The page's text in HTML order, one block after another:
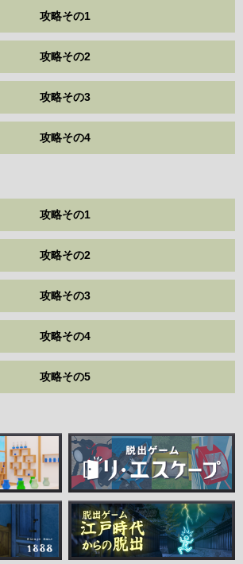
攻略その1
攻略その2
攻略その3
攻略その4
攻略その1
攻略その2
攻略その3
攻略その4
攻略その5